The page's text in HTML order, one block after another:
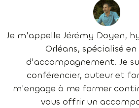
Je m'appelle Jérémy Doyen,
Orléans, spécialisé
d'accompagnement. Je
conférencier, auteur et
m'engage à me former
vous offrir un